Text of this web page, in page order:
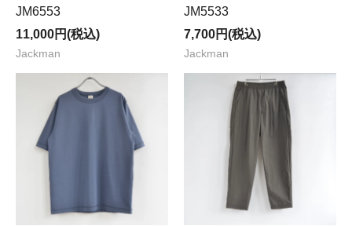
JM6553
11,000円(税込)
Jackman
JM5533
7,700円(税込)
Jackman